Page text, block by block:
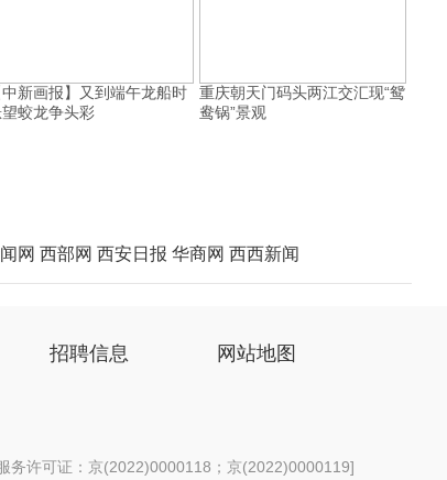
中新画报】又到端午龙船时
蛟龙争头彩
重庆朝天门码头两江交汇现“鸳
鸯锅”景观
网 西部网 西安日报 华商网 西西新闻
招聘信息 网站地图
务许可证：京(2022)0000118；京(2022)0000119]